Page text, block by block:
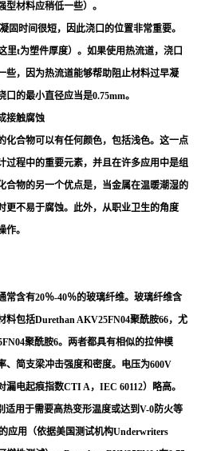
强型材料应稍低一些）。
固时间很短，因此浇口的位置非常重要。
里t为塑件厚度）。如果使用热流道，浇口
些，因为热流道能够帮助阻止材料过早凝
的最小直径应当是0.75mm。
接触腐蚀
化合物可以有任何颜色，包括浅色。这一点
过程中的重要元素，并且在许多应用中是组
合物的另一个优点是，当金属在温暖潮湿的
更不易于腐蚀。此外，从职业卫生的角度
。
常含有20％-40％的玻璃纤维。玻璃纤维含
料包括Durethan AKV25FN04聚酰胺66，尤
聚酰胺6。两者都具有相似的拉伸模
、简支梁冲击强度和密度。电压为600V
漏电起痕指数CTI A，IEC 60112）略高。
适用于需要高热变形温度或达到V-0防火等
应用（依据美国测试机构Underwriters